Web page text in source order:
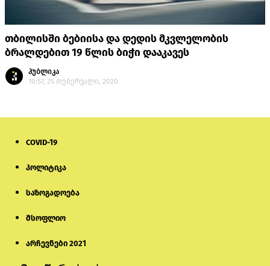
თბილისში ბებიისა და დედის მკვლელობის
ბრალდებით 19 წლის ბიჭი დააკავეს
პუბლიკა
10:57, 25 თებერვალი, 2020
COVID-19
პოლიტიკა
საზოგადოება
მსოფლიო
არჩევნები 2021